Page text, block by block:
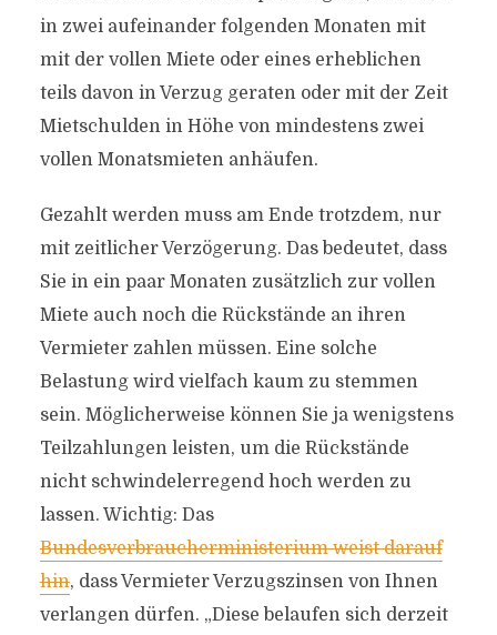
in zwei aufeinander folgenden Monaten mit
mit der vollen Miete oder eines erheblichen
teils davon in Verzug geraten oder mit der Zeit
Mietschulden in Höhe von mindestens zwei
vollen Monatsmieten anhäufen.
Gezahlt werden muss am Ende trotzdem, nur
mit zeitlicher Verzögerung. Das bedeutet, dass
Sie in ein paar Monaten zusätzlich zur vollen
Miete auch noch die Rückstände an ihren
Vermieter zahlen müssen. Eine solche
Belastung wird vielfach kaum zu stemmen
sein. Möglicherweise können Sie ja wenigstens
Teilzahlungen leisten, um die Rückstände
nicht schwindelerregend hoch werden zu
lassen. Wichtig: Das
Bundesverbraucherministerium weist darauf
hin, dass Vermieter Verzugszinsen von Ihnen
verlangen dürfen. „Diese belaufen sich derzeit